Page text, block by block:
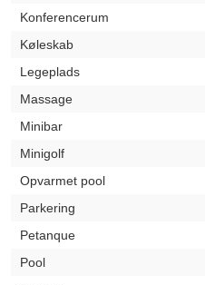
Konferencerum
Køleskab
Legeplads
Massage
Minibar
Minigolf
Opvarmet pool
Parkering
Petanque
Pool